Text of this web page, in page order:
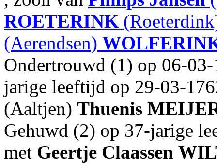
ROETERINK
(Aerendsen)
Ondertrouwd (1) op 06-
jarige leeftijd op 29-03-
(Aaltjen) Thuenis
Gehuwd (2) op 37-jarige
met Geertje Claassen